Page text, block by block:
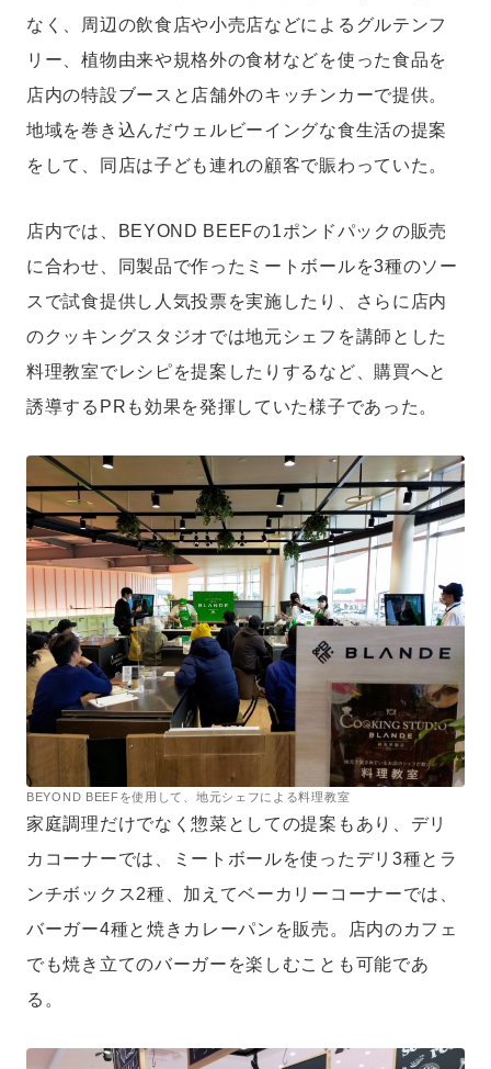
なく、周辺の飲食店や小売店などによるグルテンフ
リー、植物由来や規格外の食材などを使った食品を
店内の特設ブースと店舗外のキッチンカーで提供。
地域を巻き込んだウェルビーイングな食生活の提案
をして、同店は子ども連れの顧客で賑わっていた。
店内では、BEYOND BEEFの1ポンドパックの販売
に合わせ、同製品で作ったミートボールを3種のソー
スで試食提供し人気投票を実施したり、さらに店内
のクッキングスタジオでは地元シェフを講師とした
料理教室でレシピを提案したりするなど、購買へと
誘導するPRも効果を発揮していた様子であった。
BEYOND BEEFを使用して、地元シェフによる料理教室
家庭調理だけでなく惣菜としての提案もあり、デリ
カコーナーでは、ミートボールを使ったデリ3種とラ
ンチボックス2種、加えてベーカリーコーナーでは、
バーガー4種と焼きカレーパンを販売。店内のカフェ
でも焼き立てのバーガーを楽しむことも可能であ
る。